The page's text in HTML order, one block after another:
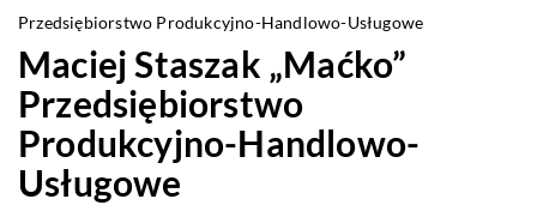
Przedsiębiorstwo Produkcyjno-Handlowo-Usługowe
Maciej Staszak „Maćko”
Przedsiębiorstwo
Produkcyjno-Handlowo-
Usługowe